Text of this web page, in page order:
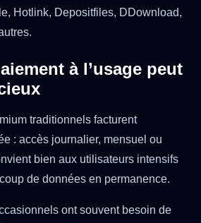
Hotlink, Depositfiles, DDownload,
à l’usage peut
traditionnels facturent
: accès journalier, mensuel ou
bien aux utilisateurs intensifs
de données en permanence.
ont souvent besoin de